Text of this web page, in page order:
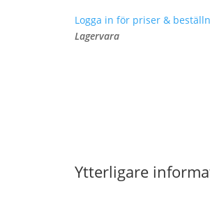
Logga in för priser &
Lagervara
Ytterligare